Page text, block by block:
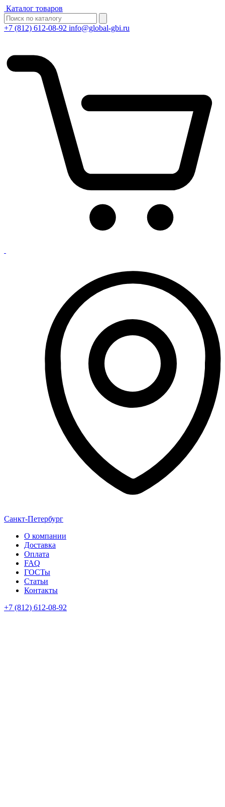
Каталог товаров
+7 (812) 612-08-92 info@global-gbi.ru
Санкт-Петербург
О компании
Доставка
Оплата
FAQ
ГОСТы
Статьи
Контакты
+7 (812) 612-08-92